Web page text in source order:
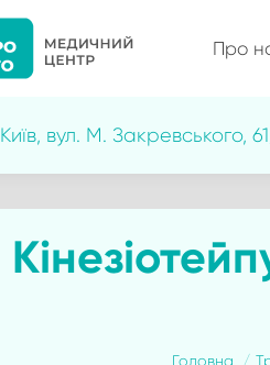
Про
Київ, вул. М. Закревського,
You are here:
Головна